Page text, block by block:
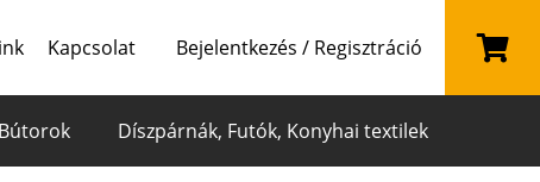
Kapcsolat Bejelentkezés / Regisztráció
Bútorok Díszpárnák, Futók, Konyhai textilek